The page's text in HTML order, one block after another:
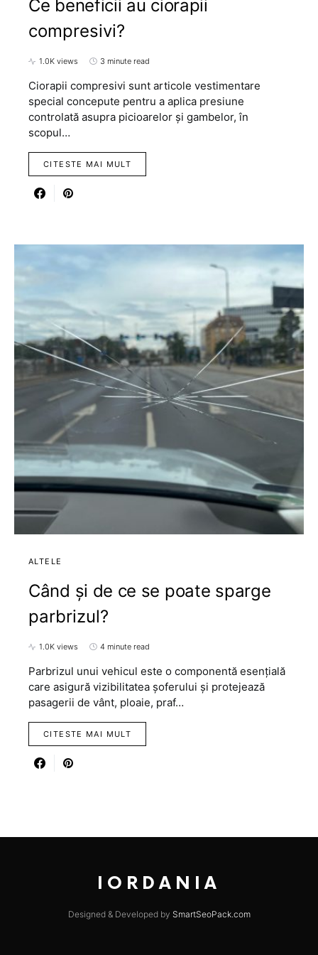
Ce beneficii au ciorapii
compresivi?
1.0K views 3 minute read
Ciorapii compresivi sunt articole vestimentare
special concepute pentru a aplica presiune
controlată asupra picioarelor și gambelor, în
scopul…
CITESTE MAI MULT
ALTELE
Când și de ce se poate sparge
parbrizul?
1.0K views 4 minute read
Parbrizul unui vehicul este o componentă esențială
care asigură vizibilitatea șoferului și protejează
pasagerii de vânt, ploaie, praf…
CITESTE MAI MULT
IORDANIA
Designed & Developed by SmartSeoPack.com